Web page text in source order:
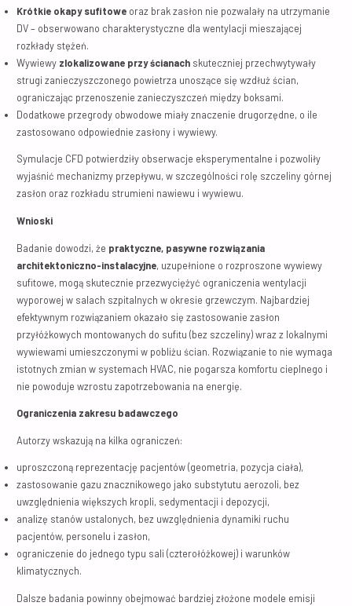
Krótkie okapy sufitowe oraz brak zasłon nie pozwalały na utrzymanie
DV – obserwowano charakterystyczne dla wentylacji mieszającej
rozkłady stężeń.
Wywiewy zlokalizowane przy ścianach skuteczniej przechwytywały
strugi zanieczyszczonego powietrza unoszące się wzdłuż ścian,
ograniczając przenoszenie zanieczyszczeń między boksami.
Dodatkowe przegrody obwodowe miały znaczenie drugorzędne, o ile
zastosowano odpowiednie zasłony i wywiewy.
Symulacje CFD potwierdziły obserwacje eksperymentalne i pozwoliły
wyjaśnić mechanizmy przepływu, w szczególności rolę szczeliny górnej
zasłon oraz rozkładu strumieni nawiewu i wywiewu.
Wnioski
Badanie dowodzi, że praktyczne, pasywne rozwiązania
architektoniczno-instalacyjne, uzupełnione o rozproszone wywiewy
sufitowe, mogą skutecznie przezwyciężyć ograniczenia wentylacji
wyporowej w salach szpitalnych w okresie grzewczym. Najbardziej
efektywnym rozwiązaniem okazało się zastosowanie zasłon
przyłóżkowych montowanych do sufitu (bez szczeliny) wraz z lokalnymi
wywiewami umieszczonymi w pobliżu ścian. Rozwiązanie to nie wymaga
istotnych zmian w systemach HVAC, nie pogarsza komfortu cieplnego i
nie powoduje wzrostu zapotrzebowania na energię.
Ograniczenia zakresu badawczego
Autorzy wskazują na kilka ograniczeń:
uproszczoną reprezentację pacjentów (geometria, pozycja ciała),
zastosowanie gazu znacznikowego jako substytutu aerozoli, bez
uwzględnienia większych kropli, sedymentacji i depozycji,
analizę stanów ustalonych, bez uwzględnienia dynamiki ruchu
pacjentów, personelu i zasłon,
ograniczenie do jednego typu sali (czterołóżkowej) i warunków
klimatycznych.
Dalsze badania powinny obejmować bardziej złożone modele emisji